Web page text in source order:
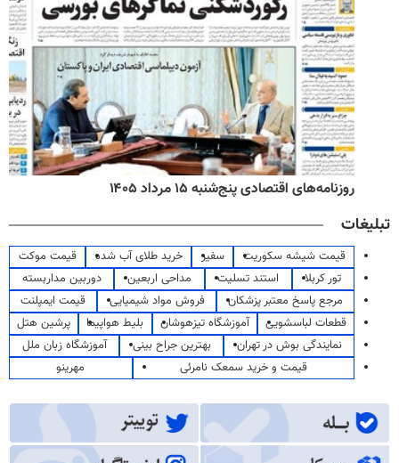
روزنامه‌های اقتصادی پنج‌شنبه ۱۵ مرداد ۱۴۰۵
تبلیغات
قیمت شیشه سکوریت سفیر خرید طلای آب شده
قیمت موکت
تور کربلا
استند تسلیت مداحی اربعین
دوربین مداربسته
مرجع پاسخ معتبر پزشکان
فروش مواد شیمیایی
قیمت ایمپلنت
قطعات لباسشویی
آموزشگاه تیزهوشان بلیط هواپیما
پرشین هتل
نمایندگی بوش در تهران
بهترین جراح بینی
آموزشگاه زبان ملل
قیمت و خرید سمعک نامرئی
مهرینو